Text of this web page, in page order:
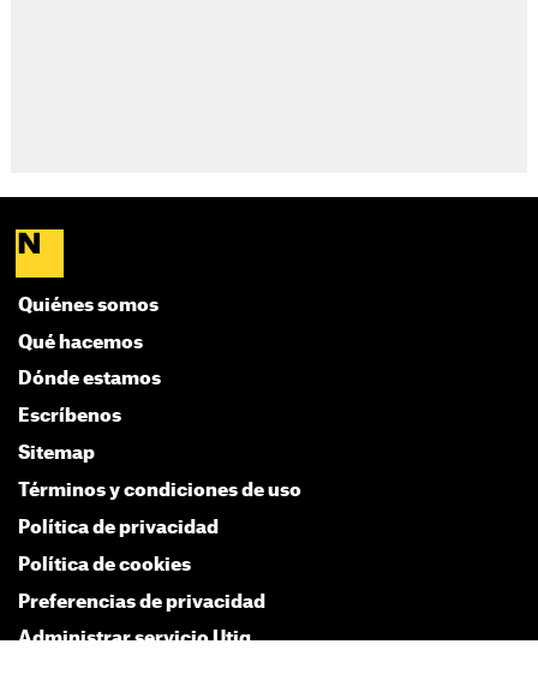
Quiénes somos
Qué hacemos
Dónde estamos
Escríbenos
Sitemap
Términos y condiciones de uso
Política de privacidad
Política de cookies
Preferencias de privacidad
Administrar servicio Utiq